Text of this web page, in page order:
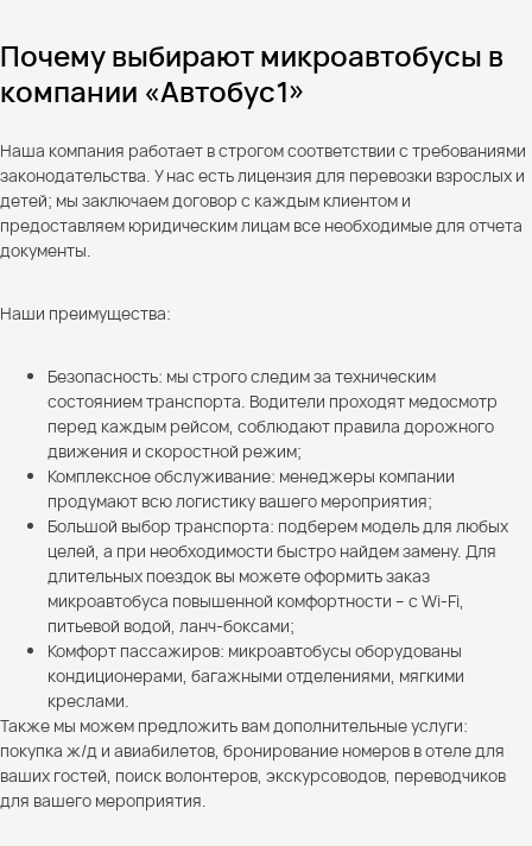
Почему выбирают микроавтобусы в
компании «Автобус1»
Наша компания работает в строгом соответствии с требованиями
законодательства. У нас есть лицензия для перевозки взрослых и
детей; мы заключаем договор с каждым клиентом и
предоставляем юридическим лицам все необходимые для отчета
документы.
Наши преимущества:
Безопасность: мы строго следим за техническим
состоянием транспорта. Водители проходят медосмотр
перед каждым рейсом, соблюдают правила дорожного
движения и скоростной режим;
Комплексное обслуживание: менеджеры компании
продумают всю логистику вашего мероприятия;
Большой выбор транспорта: подберем модель для любых
целей, а при необходимости быстро найдем замену. Для
длительных поездок вы можете оформить заказ
микроавтобуса повышенной комфортности – с Wi-Fi,
питьевой водой, ланч-боксами;
Комфорт пассажиров: микроавтобусы оборудованы
кондиционерами, багажными отделениями, мягкими
креслами.
Также мы можем предложить вам дополнительные услуги:
покупка ж/д и авиабилетов, бронирование номеров в отеле для
ваших гостей, поиск волонтеров, экскурсоводов, переводчиков
для вашего мероприятия.